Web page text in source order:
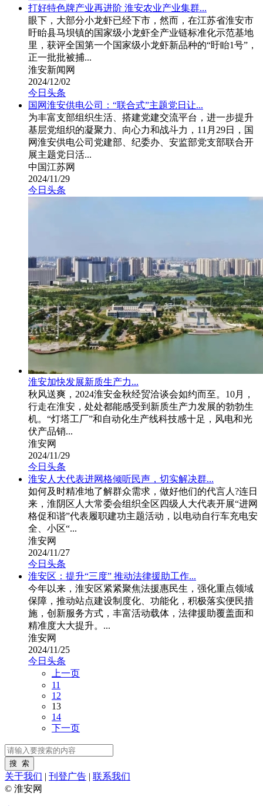
打好特色牌产业再进阶 淮安农业产业集群...
眼下，大部分小龙虾已经下市，然而，在江苏省淮安市
盱眙县马坝镇的国家级小龙虾全产业链标准化示范基地
里，获评全国第一个国家级小龙虾新品种的“盱眙1号”，
正一批批被捕...
淮安新闻网
2024/12/02
今日头条
国网淮安供电公司：“联合式”主题党日让...
为丰富支部组织生活、搭建党建交流平台，进一步提升
基层党组织的凝聚力、向心力和战斗力，11月29日，国
网淮安供电公司党建部、纪委办、安监部党支部联合开
展主题党日活...
中国江苏网
2024/11/29
今日头条
淮安加快发展新质生产力...
秋风送爽，2024淮安金秋经贸洽谈会如约而至。10月，
行走在淮安，处处都能感受到新质生产力发展的勃勃生
机。“灯塔工厂”和自动化生产线科技感十足，风电和光
伏产品销...
淮安网
2024/11/29
今日头条
淮安人大代表进网格倾听民声，切实解决群...
如何及时精准地了解群众需求，做好他们的代言人?连日
来，淮阴区人大常委会组织全区四级人大代表开展“进网
格促和谐”代表履职建功主题活动，以电动自行车充电安
全、小区“...
淮安网
2024/11/27
今日头条
淮安区：提升“三度” 推动法律援助工作...
今年以来，淮安区紧紧聚焦法援惠民生，强化重点领域
保障，推动站点建设制度化、功能化，积极落实便民措
施，创新服务方式，丰富活动载体，法律援助覆盖面和
精准度大大提升。...
淮安网
2024/11/25
今日头条
上一页
11
12
13
14
下一页
关于我们 | 刊登广告 | 联系我们
© 淮安网